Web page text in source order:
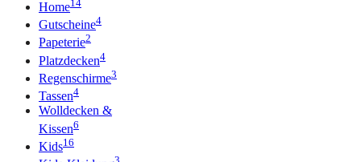
Home
Gutscheine4
Papeterie2
Platzdecken4
Regenschirme3
Tassen4
Wolldecken &
Kissen6
Kids16